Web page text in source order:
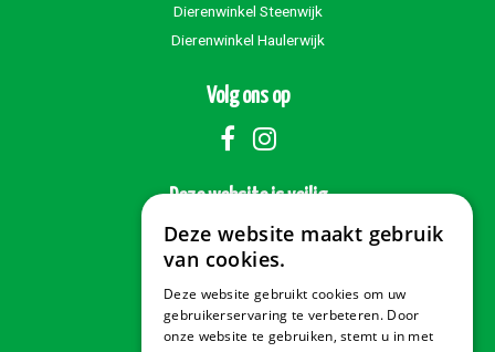
Dierenwinkel Steenwijk
Dierenwinkel Haulerwijk
Volg ons op
Deze website is veilig
Veilig betalen
Deze website maakt gebruik
van cookies.
Deze website gebruikt cookies om uw
gebruikerservaring te verbeteren. Door
onze website te gebruiken, stemt u in met